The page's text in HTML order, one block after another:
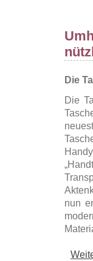
Die
Die
nun